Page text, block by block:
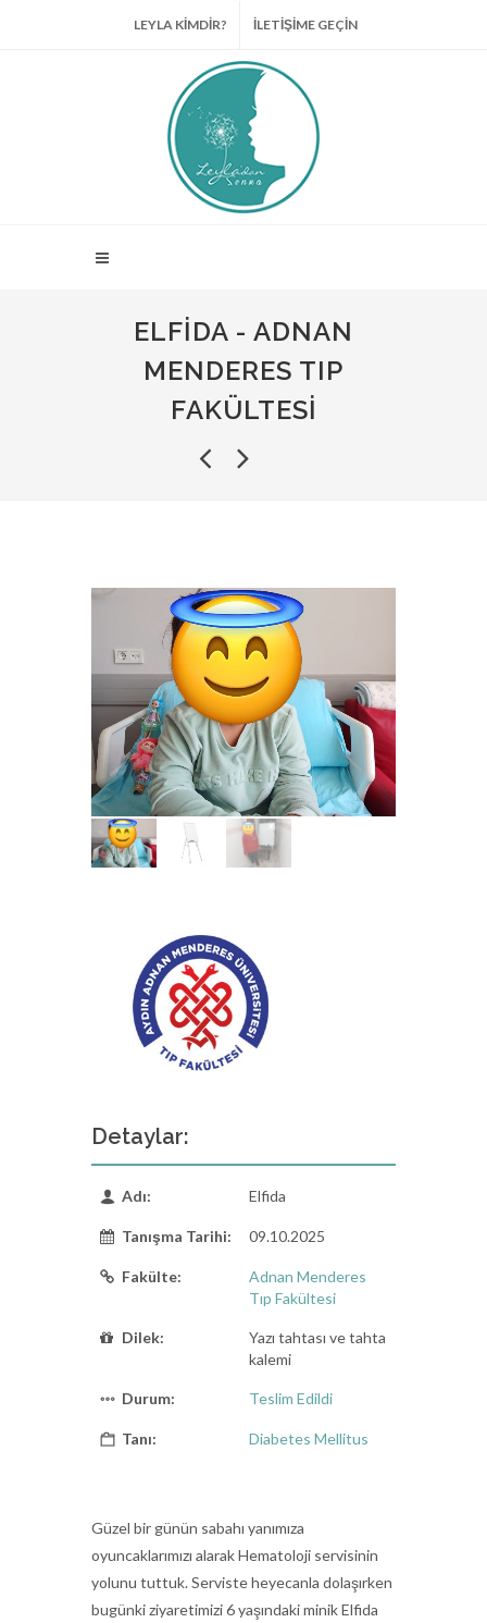
LEYLA KİMDİR? İLETİŞİME GEÇİN
ELFIDA - ADNAN
MENDERES TIP
FAKÜLTESI
Detaylar:
Adı: Elfida
Tanışma Tarihi: 09.10.2025
Fakülte:
Adnan Menderes
Tıp Fakültesi
Dilek:
Yazı tahtası ve tahta
kalemi
Durum: Teslim Edildi
Tanı: Diabetes Mellitus
Güzel bir günün sabahı yanımıza
oyuncaklarımızı alarak Hematoloji servisinin
yolunu tuttuk. Serviste heyecanla dolaşırken
bugünki ziyaretimizi 6 yaşındaki minik Elfida